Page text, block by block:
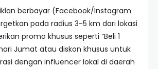
berbayar (Facebook/Instagram
pada radius 3-5 km dari lokasi
promo khusus seperti “Beli 1
Jumat atau diskon khusus untuk
dengan influencer lokal di daerah